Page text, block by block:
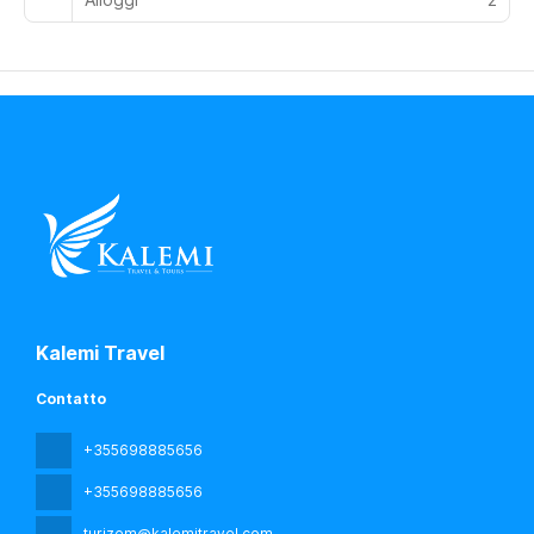
negli spazi pubblici. Il quartiere alla moda di Blloku, un tempo
tarda notte. Il Grande Parco e il Lago Artificiale offrono
un'oasi verde, perfetta per fare jogging, andare in bicicletta
panorami mozzafiato sulla città e sulla costa adriatica.
Kalemi Travel
Contatto
+355698885656
+355698885656